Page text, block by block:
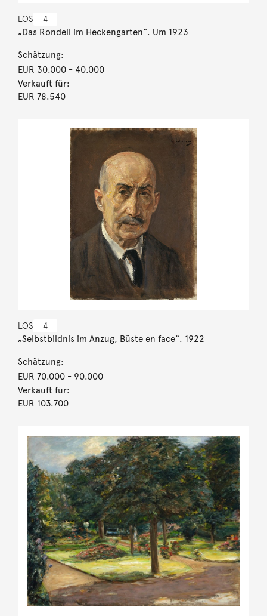
LOS 4
„Das Rondell im Heckengarten“. Um 1923
Schätzung:
EUR 30.000- 40.000
Verkauft für:
EUR 78.540
LOS 4
„Selbstbildnis im Anzug, Büste en face“. 1922
Schätzung:
EUR 70.000- 90.000
Verkauft für:
EUR 103.700